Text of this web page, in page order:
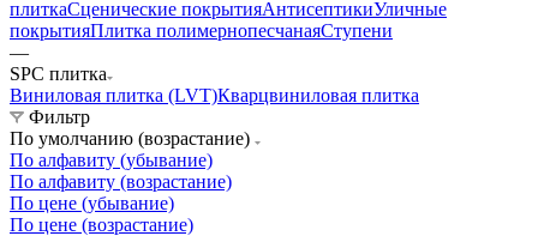
плиткаСценические покрытияАнтисептикиУличные
покрытияПлитка полимернопесчанаяСтупени
—
SPC плитка
Виниловая плитка (LVT)Кварцвиниловая плитка
Фильтр
По умолчанию (возрастание)
По алфавиту (убывание)
По алфавиту (возрастание)
По цене (убывание)
По цене (возрастание)